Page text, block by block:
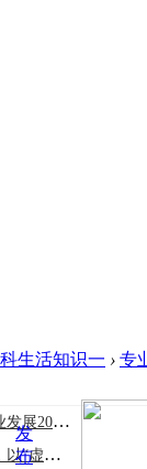
生活知识一 › 专
8/7
生”定义
发
布